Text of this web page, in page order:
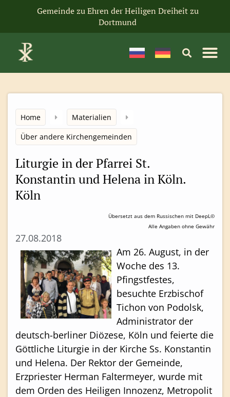
Gemeinde zu Ehren der Heiligen Dreiheit zu
Dortmund
Home
Materialien
Über andere Kirchengemeinden
Liturgie in der Pfarrei St.
Konstantin und Helena in Köln.
Köln
Übersetzt aus dem Russischen mit DeepL©
Alle Angaben ohne Gewähr
27.08.2018
Am 26. August, in der
Woche des 13.
Pfingstfestes,
besuchte Erzbischof
Tichon von Podolsk,
Administrator der
deutsch-berliner Diözese, Köln und feierte die
Göttliche Liturgie in der Kirche Ss. Konstantin
und Helena. Der Rektor der Gemeinde,
Erzpriester Herman Faltermeyer, wurde mit
dem Orden des Heiligen Innozenz, Metropolit